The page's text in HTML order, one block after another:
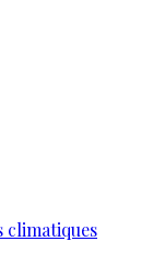
climatiques